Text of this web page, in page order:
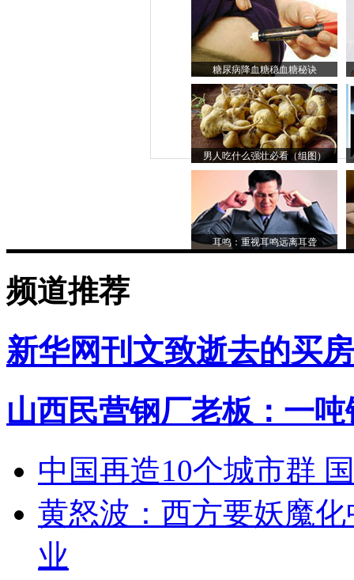
糖尿病降血糖稳血糖秘诀
男人吃什么强壮必看（组图）
耳鸣：重视耳鸣远离耳聋
频道推荐
新华网刊文致逝去的买
山西民营钢厂老板：一
中国再造10个城市群
黄怒波：西方要妖魔
业